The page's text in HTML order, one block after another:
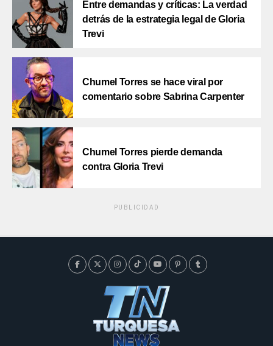
Entre demandas y críticas: La verdad
detrás de la estrategia legal de Gloria
Trevi
Chumel Torres se hace viral por
comentario sobre Sabrina Carpenter
Chumel Torres pierde demanda
contra Gloria Trevi
PUBLICIDAD